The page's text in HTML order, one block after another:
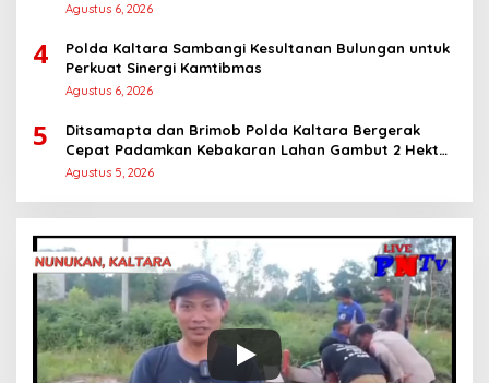
Agustus 6, 2026
4
Polda Kaltara Sambangi Kesultanan Bulungan untuk
Perkuat Sinergi Kamtibmas
Agustus 6, 2026
5
Ditsamapta dan Brimob Polda Kaltara Bergerak
Cepat Padamkan Kebakaran Lahan Gambut 2 Hektar
di Bulungan
Agustus 5, 2026